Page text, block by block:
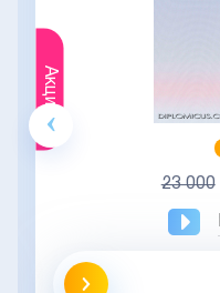
Акция
23 000